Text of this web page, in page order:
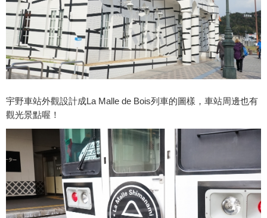
宇野車站外觀設計成La Malle de Bois列車的圖樣，車站周邊也有
觀光景點喔！